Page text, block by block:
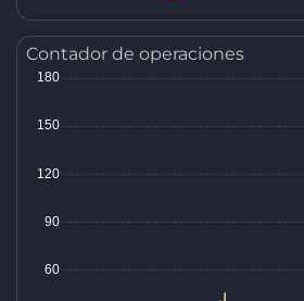
Contador de operaciones